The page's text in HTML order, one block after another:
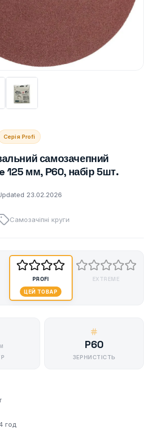
Серія Profi
самозачепний
125 мм, Р60, набір 5шт.
23.02.2026
Самозачіпні круги
PROFI
ЦЕЙ ТОВАР
EXTREME
P60
ЗЕРНИСТІСТЬ
год